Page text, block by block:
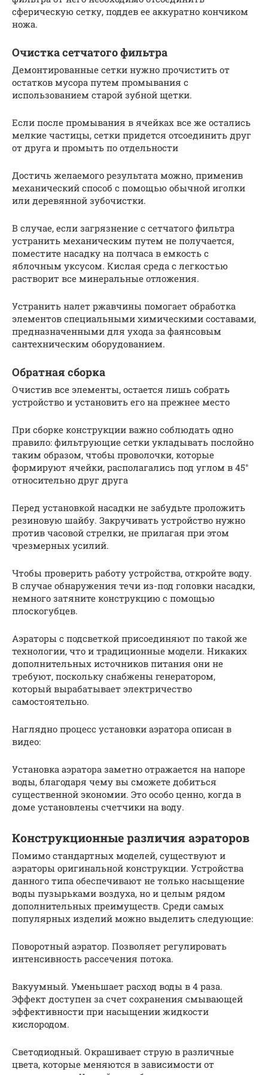
сферическую сетку, поддев ее аккуратно кончиком
ножа.
Очистка сетчатого фильтра
Демонтированные сетки нужно прочистить от
остатков мусора путем промывания с
использованием старой зубной щетки.
Если после промывания в ячейках все же остались
мелкие частицы, сетки придется отсоединить друг
от друга и промыть по отдельности
Достичь желаемого результата можно, применив
механический способ с помощью обычной иголки
или деревянной зубочистки.
В случае, если загрязнение с сетчатого фильтра
устранить механическим путем не получается,
поместите насадку на полчаса в емкость с
яблочным уксусом. Кислая среда с легкостью
растворит все минеральные отложения.
Устранить налет ржавчины помогает обработка
элементов специальными химическими составами,
предназначенными для ухода за фаянсовым
сантехническим оборудованием.
Обратная сборка
Очистив все элементы, остается лишь собрать
устройство и установить его на прежнее место
При сборке конструкции важно соблюдать одно
правило: фильтрующие сетки укладывать послойно
таким образом, чтобы проволочки, которые
формируют ячейки, располагались под углом в 45°
относительно друг друга
Перед установкой насадки не забудьте проложить
резиновую шайбу. Закручивать устройство нужно
против часовой стрелки, не прилагая при этом
чрезмерных усилий.
Чтобы проверить работу устройства, откройте воду.
В случае обнаружения течи из-под головки насадки,
немного затяните конструкцию с помощью
плоскогубцев.
Аэраторы с подсветкой присоединяют по такой же
технологии, что и традиционные модели. Никаких
дополнительных источников питания они не
требуют, поскольку снабжены генератором,
который вырабатывает электричество
самостоятельно.
Наглядно процесс установки аэратора описан в
видео:
Установка аэратора заметно отражается на напоре
воды, благодаря чему вы сможете добиться
существенной экономии. Это особо ценно, когда в
доме установлены счетчики на воду.
Конструкционные различия аэраторов
Помимо стандартных моделей, существуют и
аэраторы оригинальной конструкции. Устройства
данного типа обеспечивают не только насыщение
воды пузырьками воздуха, но и целым рядом
дополнительных преимуществ. Среди самых
популярных изделий можно выделить следующие:
Поворотный аэратор. Позволяет регулировать
интенсивность рассечения потока.
Вакуумный. Уменьшает расход воды в 4 раза.
Эффект доступен за счет сохранения смывающей
эффективности при насыщении жидкости
кислородом.
Светодиодный. Окрашивает струю в различные
цвета, которые меняются в зависимости от